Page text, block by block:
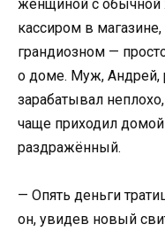
женщиной с обычной
кассиром в
грандиозном —
о доме. Муж, Андрей,
зарабатывал
чаще приходил
раздражённый.
— Опять деньги
он, увидев новый